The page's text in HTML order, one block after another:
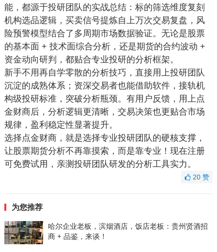
能，都源于投研团队的实战总结：标的筛选维度复刻
机构选品逻辑，买卖信号提炼自上万次交易复盘，风
险预警模型结合了多周期市场数据验证。无论是股票
的基本面 + 技术面综合分析，还是期货的合约波动 +
资金动向研判，都贴合专业投研的分析框架。
新手不用再自学零散的分析技巧，直接用上投研团队
沉淀的成熟体系；资深交易者也能借助软件，接轨机
构级投研标准，突破分析瓶颈。有用户反馈，用上点
金财商后，分析逻辑更清晰，交易决策也更贴合市场
规律，盈利稳定性显著提升。
选择点金财商，就是选择专业投研团队的硬核支撑，
让股票期货分析不再靠摸索，而是靠专业！现在注册
可免费试用，亲测投研团队研发的分析工具实力。
20赞
为您推荐
哈尔企业老板，滨烟酒店，饭店老板：贵州贤酒招
商 + 品鉴，来谈！